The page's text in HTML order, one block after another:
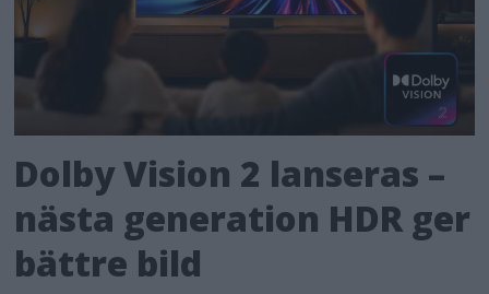
Dolby Vision 2 lanseras –
nästa generation HDR ger
bättre bild